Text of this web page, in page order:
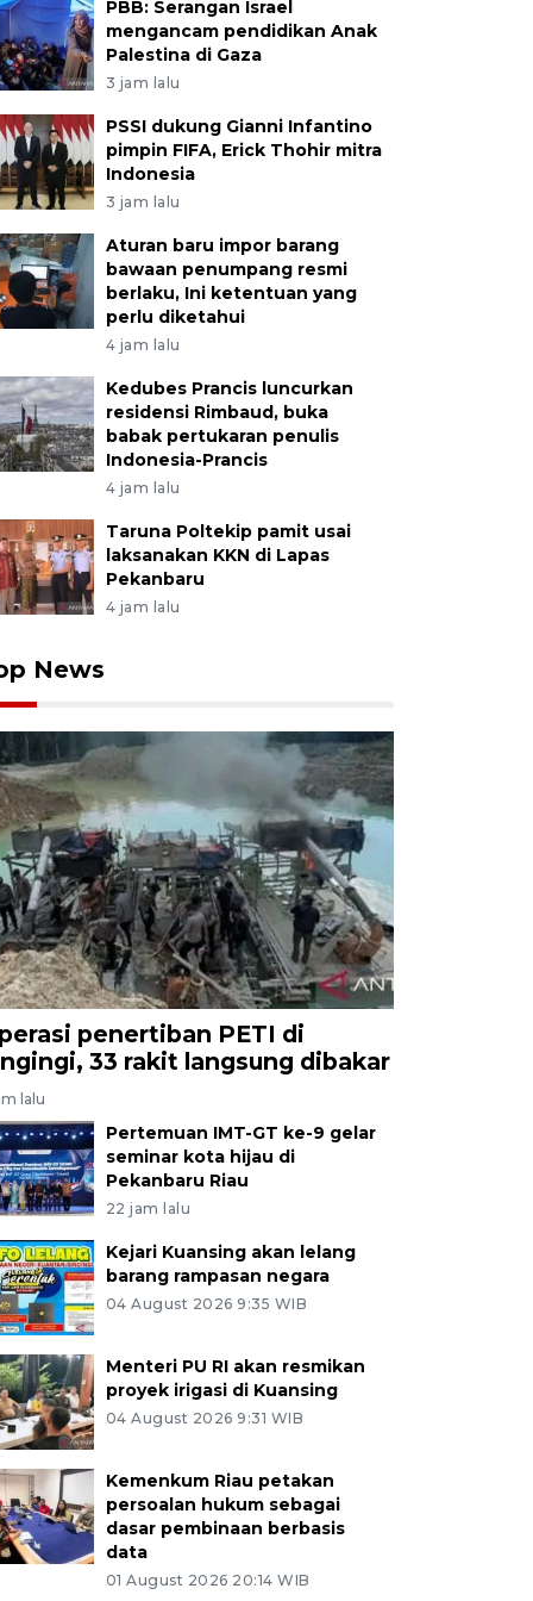
PBB: Serangan Israel
mengancam pendidikan Anak
Palestina di Gaza
3 jam lalu
PSSI dukung Gianni Infantino
pimpin FIFA, Erick Thohir mitra
Indonesia
3 jam lalu
Aturan baru impor barang
bawaan penumpang resmi
berlaku, Ini ketentuan yang
perlu diketahui
4 jam lalu
Kedubes Prancis luncurkan
residensi Rimbaud, buka
babak pertukaran penulis
Indonesia-Prancis
4 jam lalu
Taruna Poltekip pamit usai
laksanakan KKN di Lapas
Pekanbaru
4 jam lalu
News
penertiban PETI di
33 rakit langsung dibakar
lalu
Pertemuan IMT-GT ke-9 gelar
seminar kota hijau di
Pekanbaru Riau
22 jam lalu
Kejari Kuansing akan lelang
barang rampasan negara
04 August 2026 9:35 WIB
Menteri PU RI akan resmikan
proyek irigasi di Kuansing
04 August 2026 9:31 WIB
Kemenkum Riau petakan
persoalan hukum sebagai
dasar pembinaan berbasis
data
01 August 2026 20:14 WIB